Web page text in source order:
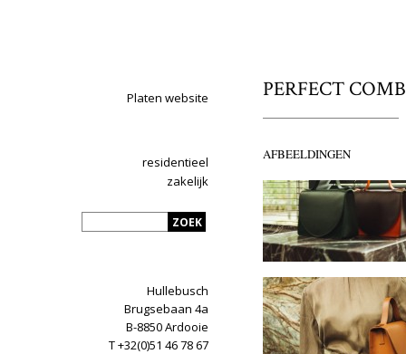
Platen website
residentieel
zakelijk
Hullebusch
Brugsebaan 4a
B-8850 Ardooie
T +32(0)51 46 78 67
PERFECT
AFBEELDINGEN